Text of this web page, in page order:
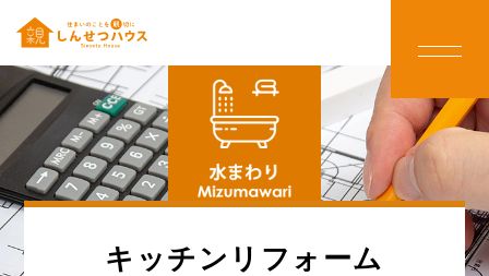
キッチンリフォーム